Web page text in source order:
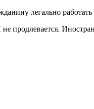
легально
продлевается.